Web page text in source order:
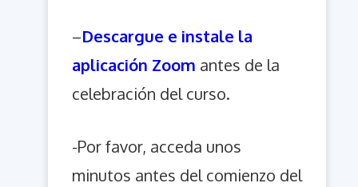
–Descargue e instale la
aplicación Zoom antes de la
celebración del curso.
-Por favor, acceda unos
minutos antes del comienzo del